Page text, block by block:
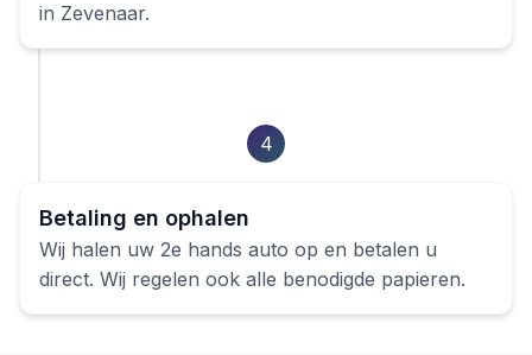
in Zevenaar.
4
Betaling en ophalen
Wij halen uw 2e hands auto op en betalen u
direct. Wij regelen ook alle benodigde papieren.